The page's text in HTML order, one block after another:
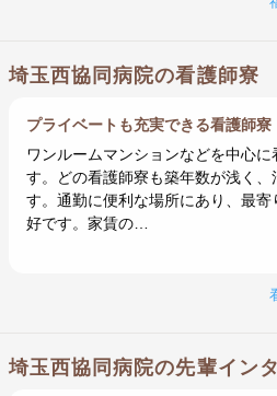
埼玉西協同病院の看護師寮
プライベートも充実できる看護師寮
ワンルームマンションなどを中心に
す。どの看護師寮も築年数が浅く
す。通勤に便利な場所にあり、最
好です。家賃の…
埼玉西協同病院の先輩イン